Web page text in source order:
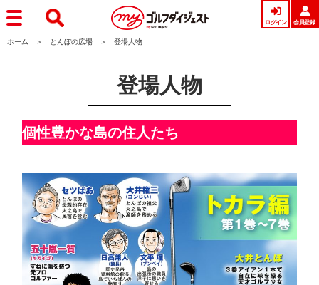
ログイン 会員登録
ホーム とんぼの広場 登場人物
登場人物
個性豊かな島の住人たち